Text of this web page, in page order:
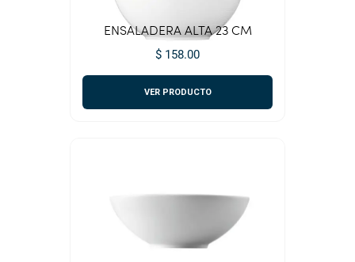
ENSALADERA ALTA 23 CM
$ 158.00
VER PRODUCTO